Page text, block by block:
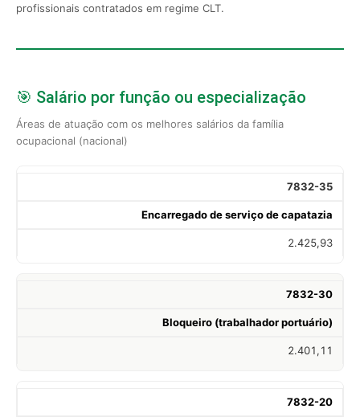
profissionais contratados em regime CLT.
🎯 Salário por função ou especialização
Áreas de atuação com os melhores salários da família
ocupacional (nacional)
7832-35
Encarregado de serviço de capatazia
2.425,93
7832-30
Bloqueiro (trabalhador portuário)
2.401,11
7832-20